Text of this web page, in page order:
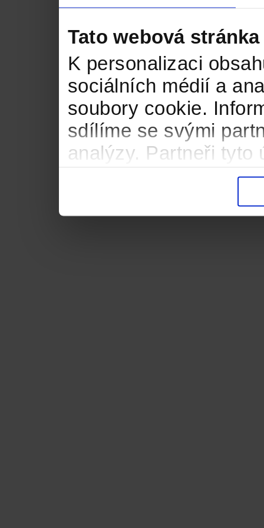
Tato webová
K personalizaci
sociálních médií a
soubory cookie.
sdílíme se svými
analýzy. Partneři tyto
informacemi, které